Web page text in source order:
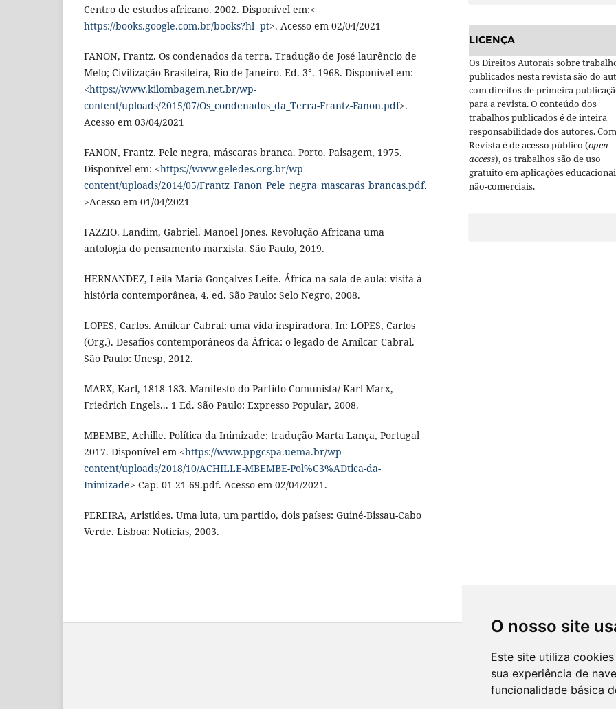
O nosso site
Este site utiliza
sua experiência de
funcionalidade básica
Centro de estudos africano. 2002. Disponível em:<
https://books.google.com.br/books?hl=pt>. Acesso em 02/04/2021
FANON, Frantz. Os condenados da terra. Tradução de José laurêncio de
Melo; Civilização Brasileira, Rio de Janeiro. Ed. 3°. 1968. Disponível em:
<https://www.kilombagem.net.br/wp-
content/uploads/2015/07/Os_condenados_da_Terra-Frantz-Fanon.pdf>.
Acesso em 03/04/2021
FANON, Frantz. Pele negra, máscaras branca. Porto. Paisagem, 1975.
Disponível em: <https://www.geledes.org.br/wp-
content/uploads/2014/05/Frantz_Fanon_Pele_negra_mascaras_brancas.pdf.
>Acesso em 01/04/2021
FAZZIO. Landim, Gabriel. Manoel Jones. Revolução Africana uma
antologia do pensamento marxista. São Paulo, 2019.
HERNANDEZ, Leila Maria Gonçalves Leite. África na sala de aula: visita à
história contemporânea, 4. ed. São Paulo: Selo Negro, 2008.
LOPES, Carlos. Amílcar Cabral: uma vida inspiradora. In: LOPES, Carlos
(Org.). Desafios contemporâneos da África: o legado de Amílcar Cabral.
São Paulo: Unesp, 2012.
MARX, Karl, 1818-183. Manifesto do Partido Comunista/ Karl Marx,
Friedrich Engels... 1 Ed. São Paulo: Expresso Popular, 2008.
MBEMBE, Achille. Política da Inimizade; tradução Marta Lança, Portugal
2017. Disponível em <https://www.ppgcspa.uema.br/wp-
content/uploads/2018/10/ACHILLE-MBEMBE-Pol%C3%ADtica-da-
Inimizade> Cap.-01-21-69.pdf. Acesso em 02/04/2021.
PEREIRA, Aristides. Uma luta, um partido, dois países: Guiné-Bissau-Cabo
Verde. Lisboa: Notícias, 2003.
LICENÇA
Os Direitos Autorais sobre
publicados nesta revista são do
com direitos de primeira
para a revista. O conteúdo dos
trabalhos publicados é de inteira
responsabilidade dos autores.
Revista é de acesso público (open
access), os trabalhos são de uso
gratuito em aplicações
não-comerciais.